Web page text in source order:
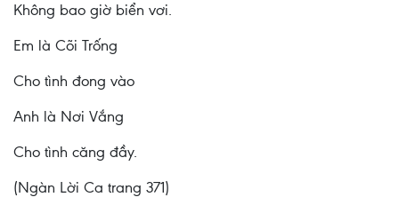
Không bao giờ biển vơi.
Em là Cõi Trống
Cho tình đong vào
Anh là Nơi Vắng
Cho tình căng đầy.
(Ngàn Lời Ca trang 371)